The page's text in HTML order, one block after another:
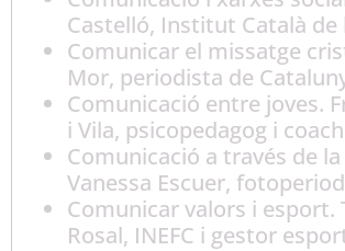
Castelló, Institut Català de
Comunicar el missatge
Mor, periodista de
Comunicació entre joves.
i Vila, psicopedagog i coach
Comunicació a través de
Vanessa Escuer,
Comunicar valors i esport.
Rosal, INEFC i gestor